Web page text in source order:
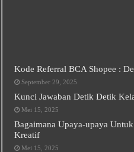
Kode Referral BCA Shopee :
September 29, 2025
Kunci Jawaban Detik Detik
Mei 15, 2025
Bagaimana Upaya-upaya
Kreatif
Mei 15, 2025